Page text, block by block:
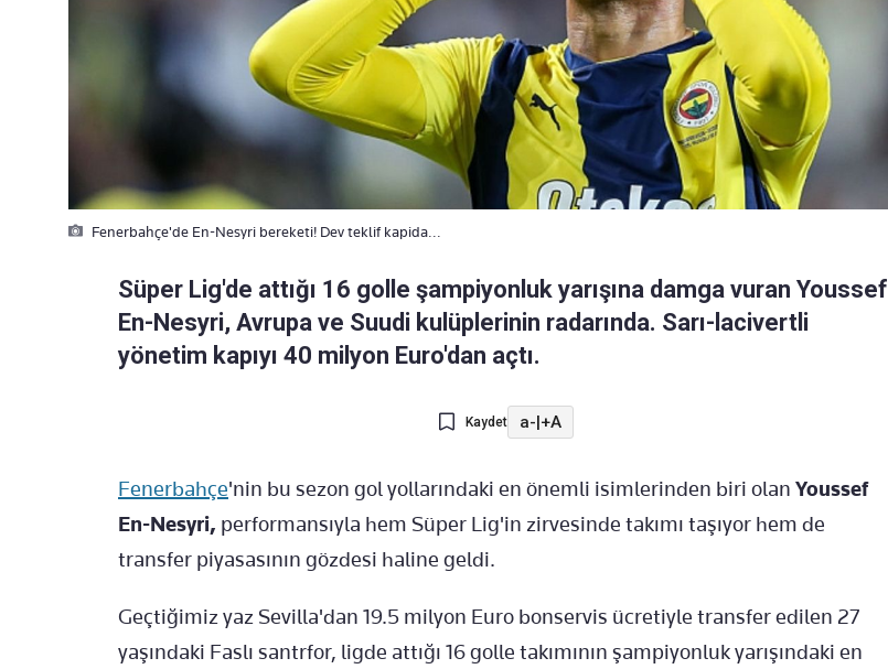
Fenerbahçe'de En-Nesyri bereketi! Dev teklif kapida...
Süper Lig'de attığı 16 golle şampiyonluk yarışına damga vuran Youssef
En-Nesyri, Avrupa ve Suudi kulüplerinin radarında. Sarı-lacivertli
yönetim kapıyı 40 milyon Euro'dan açtı.
Kaydet a-|+A
Fenerbahçe'nin bu sezon gol yollarındaki en önemli isimlerinden biri olan Youssef
En-Nesyri, performansıyla hem Süper Lig'in zirvesinde takımı taşıyor hem de
transfer piyasasının gözdesi haline geldi.
Geçtiğimiz yaz Sevilla'dan 19.5 milyon Euro bonservis ücretiyle transfer edilen 27
yaşındaki Faslı santrfor, ligde attığı 16 golle takımının şampiyonluk yarışındaki en